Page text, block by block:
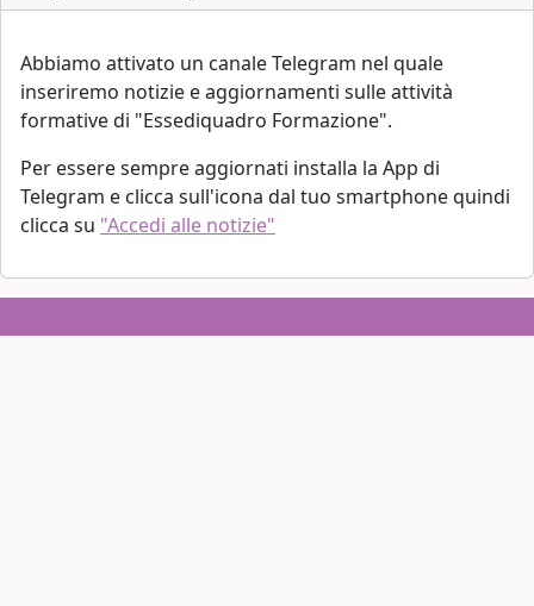
Abbiamo attivato un canale Telegram nel quale
inseriremo notizie e aggiornamenti sulle attività
formative di "Essediquadro Formazione".
Per essere sempre aggiornati installa la App di
Telegram e clicca sull'icona dal tuo smartphone quindi
clicca su "Accedi alle notizie"